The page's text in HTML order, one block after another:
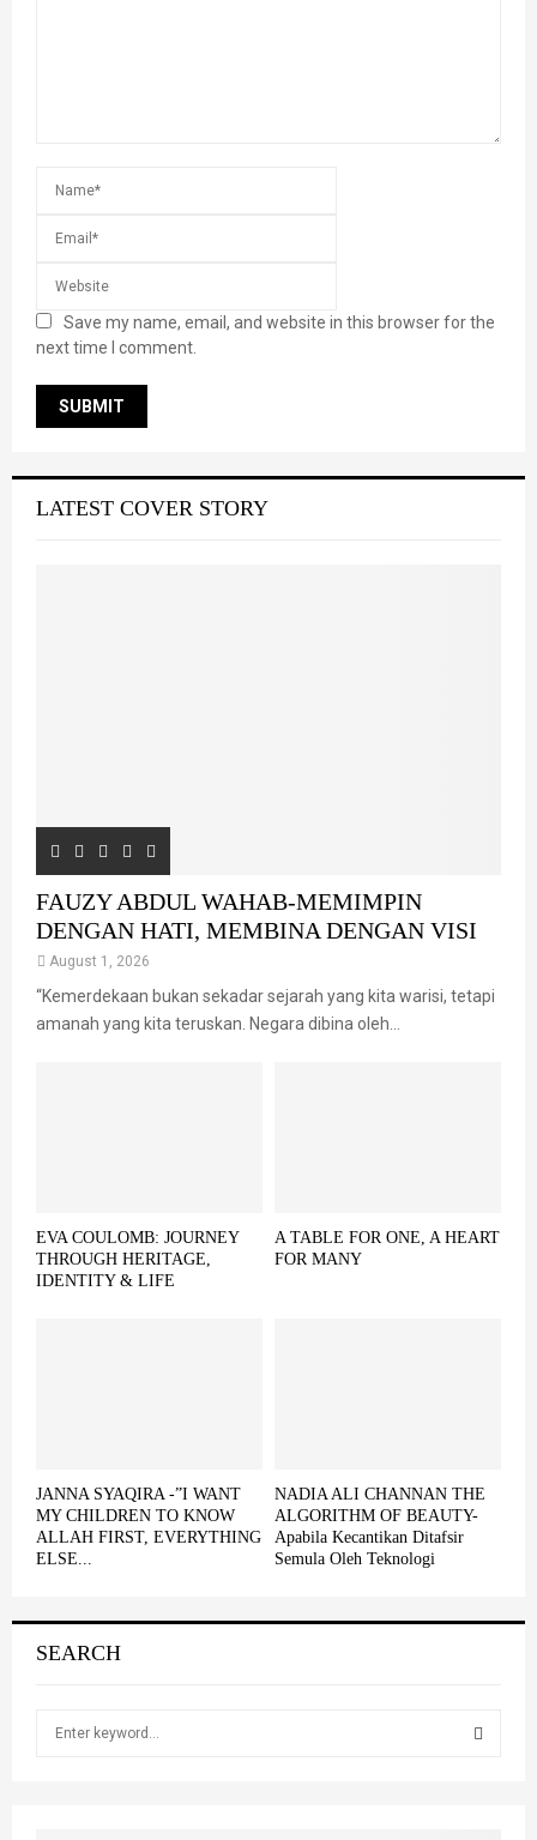
Save my name, email, and website in this browser for the
next time I comment.
LATEST COVER STORY
FAUZY ABDUL WAHAB-MEMIMPIN
DENGAN HATI, MEMBINA DENGAN VISI
August 1, 2026
“Kemerdekaan bukan sekadar sejarah yang kita warisi, tetapi
amanah yang kita teruskan. Negara dibina oleh...
EVA COULOMB: JOURNEY
THROUGH HERITAGE,
IDENTITY & LIFE
A TABLE FOR ONE, A HEART
FOR MANY
JANNA SYAQIRA -”I WANT
MY CHILDREN TO KNOW
ALLAH FIRST, EVERYTHING
ELSE...
NADIA ALI CHANNAN THE
ALGORITHM OF BEAUTY-
Apabila Kecantikan Ditafsir
Semula Oleh Teknologi
SEARCH